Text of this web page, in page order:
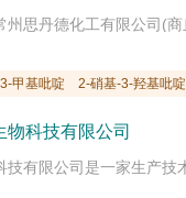
甲基吡啶 2-硝基-3-羟基吡
物科技有限公司